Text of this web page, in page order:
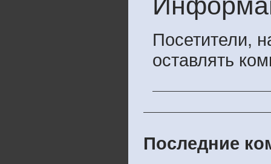
Посетители,
оставлять
Последние